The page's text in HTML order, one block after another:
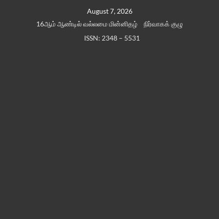
August 7, 2026
16ஆம் ஆண்டில் வல்லமை மின்னிதழ்
நிர்வாகக் குழு
ISSN: 2348 – 5531